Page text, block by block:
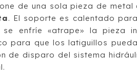
de una sola pieza de
. El soporte es calentado
enfríe «atrape» la pieza
para que los latiguillos
de disparo del sistema